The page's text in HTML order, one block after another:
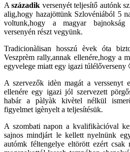
Aszázadik versenyét teljesítő autónk
alig,hogy hazajöttünk Szlovéniából 5
voltunk,hogy a magyar bajnokság
versenyén részt vegyünk.
Tradicionàlisan hosszú èvek óta
Veszprèm rally,annak ellenére,hogy a
egyvelege miatt egy igazi túlélőverseny
A szervezők idèn magát a verssenyt
ellenére egy igazi jól szervezett
habár a pàlyàk kivètel nélkül
figyelmet igènyelt a teljesítésük.
A szombati napon a kvalifikàcióval
sajnos mindjárt le kellett nyelnünk
autómk féltengelye eltörött ezért csak